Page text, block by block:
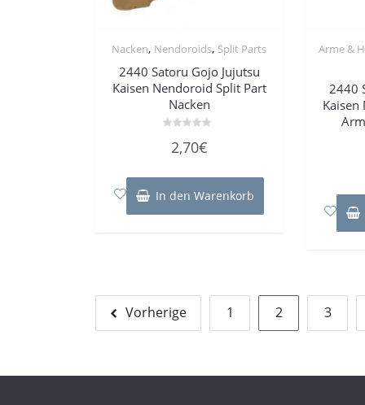
Nacken, Nendoroids, Split Parts
2440 Satoru Gojo Jujutsu
Kaisen Nendoroid Split Part
Nacken
mit
5
2,70€
In den Warenkorb
Arme &
2440
Kaisen
Seitennummerierung
der
Beiträge
Vorherige 1 2 3